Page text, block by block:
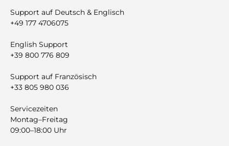
Support auf Deutsch & Englisch
+49 177 4706075
English Support
+39 800 776 809
Support auf Französisch
+33 805 980 036
Servicezeiten
Montag–Freitag
09:00–18:00 Uhr